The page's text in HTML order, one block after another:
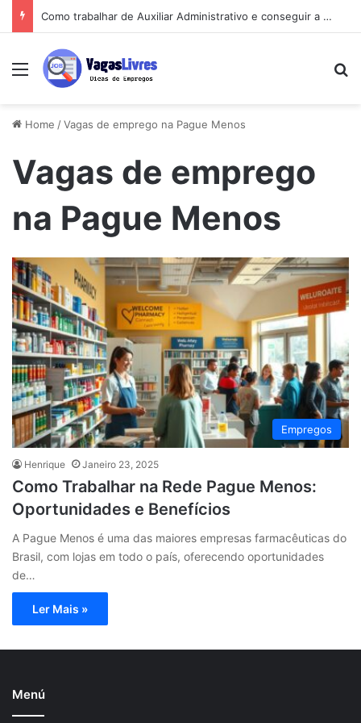
Como trabalhar de Auxiliar Administrativo e conseguir a primeira vaga rápido
Menu
Home /Vagas de emprego na Pague Menos
Vagas de emprego
na Pague Menos
Empregos
Henrique Janeiro 23, 2025
Como Trabalhar na Rede Pague Menos:
Oportunidades e Benefícios
A Pague Menos é uma das maiores empresas farmacêuticas do
Brasil, com lojas em todo o país, oferecendo oportunidades
de…
Ler Mais »
Menú